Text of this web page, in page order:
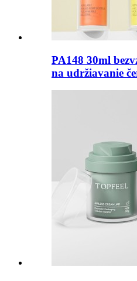
PA148 30ml
na udržiavanie